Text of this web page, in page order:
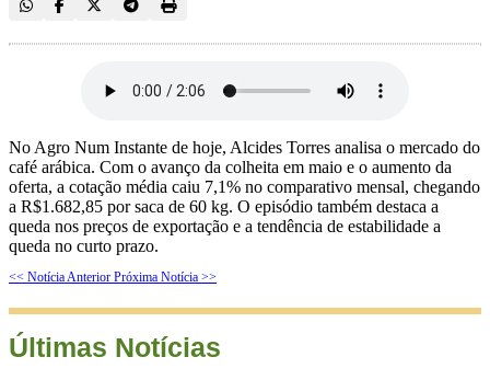
No Agro Num Instante de hoje, Alcides Torres analisa o mercado do
café arábica. Com o avanço da colheita em maio e o aumento da
oferta, a cotação média caiu 7,1% no comparativo mensal, chegando
a R$1.682,85 por saca de 60 kg. O episódio também destaca a
queda nos preços de exportação e a tendência de estabilidade a
queda no curto prazo.
<< Notícia Anterior Próxima Notícia >>
Últimas Notícias